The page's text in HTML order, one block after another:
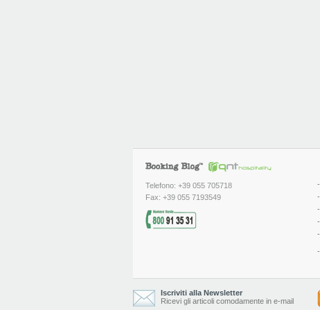
Telefono: +39 055 705718
Fax: +39 055 7193549
-
-
-
-
-
-
Iscriviti alla Newsletter
Ricevi gli articoli comodamente in e-mail